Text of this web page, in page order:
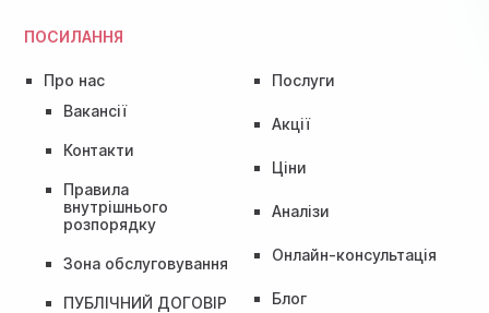
ПОСИЛАННЯ
Про нас
Вакансії
Контакти
Правила
внутрішнього
розпорядку
Зона обслуговування
ПУБЛІЧНИЙ ДОГОВІР
Послуги
Акції
Ціни
Аналізи
Онлайн-консультація
Блог